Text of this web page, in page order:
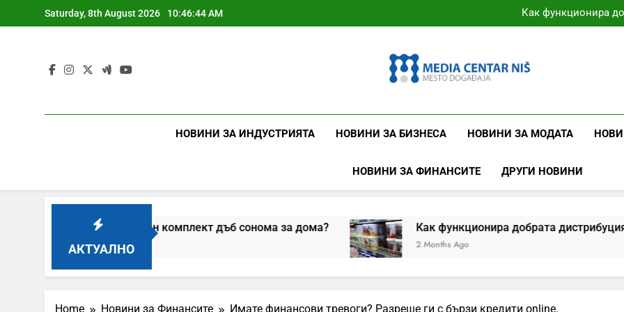
to
Saturday, 8th August 2026 10:46:45 AM
Как функционира
Бяло срещу сиво в
Как функционира
Бяло срещу сиво в
Mcnis.org.rs
НОВИНИ ЗА ИНДУСТРИЯТА НОВИНИ ЗА БИЗНЕСА НОВИНИ ЗА МОДАТА
НОВИНИ ЗА ФИНАНСИТЕ ДРУГИ НОВИНИ
АКТУАЛНО
цялостен спален комплект дъб сонома за дома? Как функционира добрата дистрибуция на
2 Months Ago
Home Новини за Финансите Имате финансови тревоги? Разреше ги с бързи кредити online.